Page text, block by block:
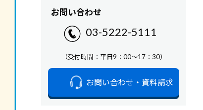
お問い合わせ
03-5222-5111
（受付時間：平日9：00～17：30）
お問い合わせ・資料請求